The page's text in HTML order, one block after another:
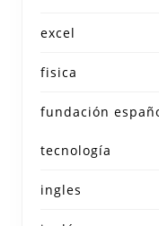
excel
fisica
fundación
tecnología
ingles